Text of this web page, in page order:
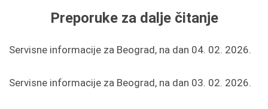
Preporuke za dalje čitanje
Servisne informacije za Beograd, na dan 04. 02. 2026.
Servisne informacije za Beograd, na dan 03. 02. 2026.